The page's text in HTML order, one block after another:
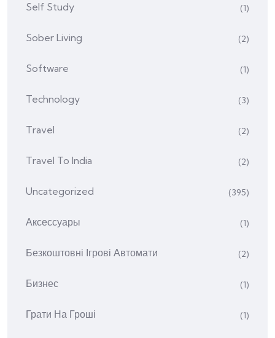
Self Study (1)
Sober Living (2)
Software (1)
Technology (3)
Travel (2)
Travel To India (2)
Uncategorized (395)
Аксессуары (1)
Безкоштовні Ігрові Автомати (2)
Бизнес (1)
Грати На Гроші (1)